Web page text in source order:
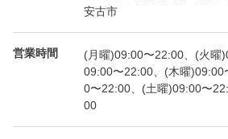
安古市
営業時間
(月曜)09:00〜22:00、(火曜
09:00〜22:00、(木曜)09:00
0〜22:00、(土曜)09:00〜
00